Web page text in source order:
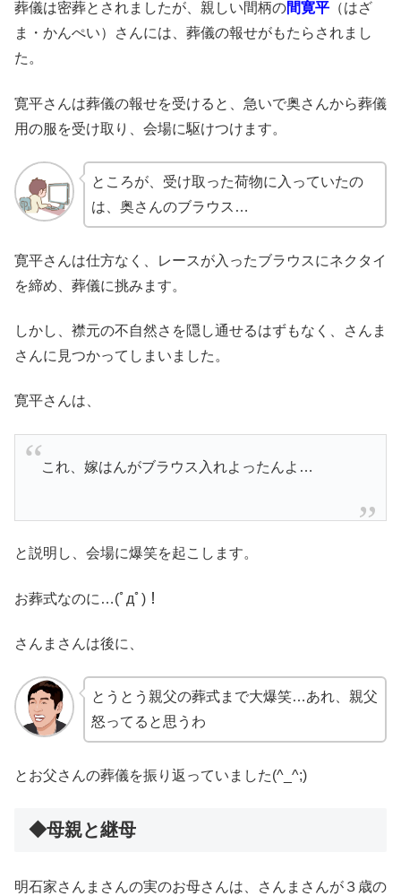
葬儀は密葬とされましたが、親しい間柄の間寛平 （はざ
ま・かんぺい）さんには、葬儀の報せがもたらされまし
た。
寛平さんは葬儀の報せを受けると、急いで奥さんから葬儀
用の服を受け取り、会場に駆けつけます。
ところが、受け取った荷物に入っていたの
は、奥さんのブラウス…
寛平さんは仕方なく、レースが入ったブラウスにネクタイ
を締め、葬儀に挑みます。
しかし、襟元の不自然さを隠し通せるはずもなく、さんま
さんに見つかってしまいました。
寛平さんは、
これ、嫁はんがブラウス入れよったんよ…
と説明し、会場に爆笑を起こします。
お葬式なのに…(ﾟдﾟ)！
さんまさんは後に、
とうとう親父の葬式まで大爆笑…あれ、親父
怒ってると思うわ
とお父さんの葬儀を振り返っていました(^_^;)
◆母親と継母
明石家さんまさんの実のお母さんは、さんまさんが３歳の